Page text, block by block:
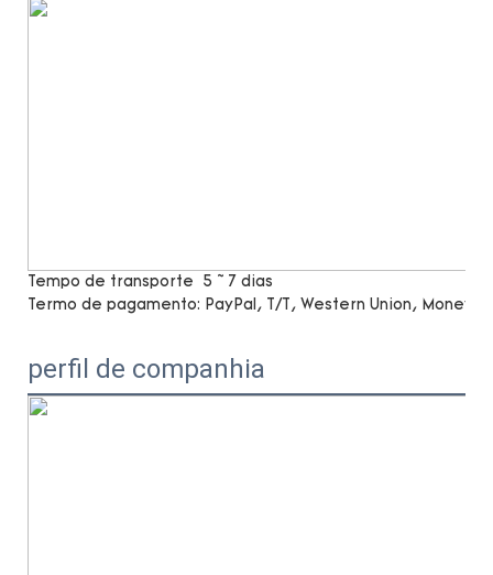
Tempo de transporte
5 ~ 7 dias
Termo de pagamento: PayPal, T/T, Western Union,
perfil de companhia